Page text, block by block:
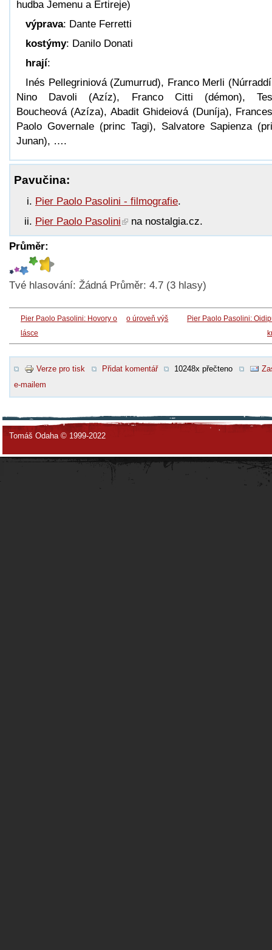
hudba Jemenu a Ertireje)
výprava: Dante Ferretti
kostýmy: Danilo Donati
hrají:
Inés Pellegriniová (Zumurrud), Franco Merli
Nino Davoli (Azíz), Franco Citti (démon),
Boucheová (Azíza), Abadit Ghideiová (Duníja),
Paolo Governale (princ Tagi), Salvatore Sapienza
Junan), ….
Pavučina:
Pier Paolo Pasolini - filmografie.
Pier Paolo Pasolini
na nostalgia.cz.
Průměr:
Tvé hlasování: Žádná Průměr: 4.7 (3 hlasy)
Pier Paolo Pasolini: Hovory o
lásce
o úroveň výš
Pier Paolo Pasolini:
Verze pro tisk Přidat komentář 10248x přečteno
e-mailem
Tomáš Odaha © 1999-2022